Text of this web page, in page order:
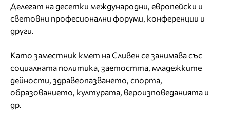
Делегат на десетки международни, европейски и
световни професионални форуми, конференции и
други.
Като заместник кмет на Сливен се занимава със
социалната политика, заетостта, младежките
дейности, здравеопазването, спорта,
образованието, културата, вероизповеданията и
др.